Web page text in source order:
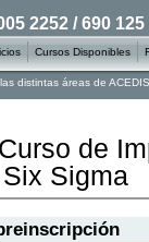
de
Sigma
2252 / 690 125
Cursos Disponibles
distintas áreas de